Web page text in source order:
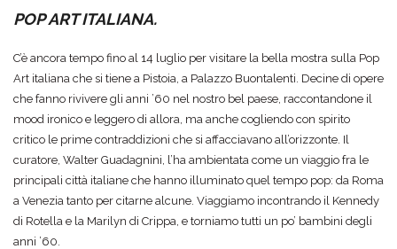
POP ART ITALIANA.
C’è ancora tempo fino al 14 luglio per visitare la bella mostra sulla Pop
Art italiana che si tiene a Pistoia, a Palazzo Buontalenti. Decine di opere
che fanno rivivere gli anni ’60 nel nostro bel paese, raccontandone il
mood ironico e leggero di allora, ma anche cogliendo con spirito
critico le prime contraddizioni che si affacciavano all’orizzonte. Il
curatore, Walter Guadagnini, l’ha ambientata come un viaggio fra le
principali città italiane che hanno illuminato quel tempo pop: da Roma
a Venezia tanto per citarne alcune. Viaggiamo incontrando il Kennedy
di Rotella e la Marilyn di Crippa, e torniamo tutti un po’ bambini degli
anni ’60.